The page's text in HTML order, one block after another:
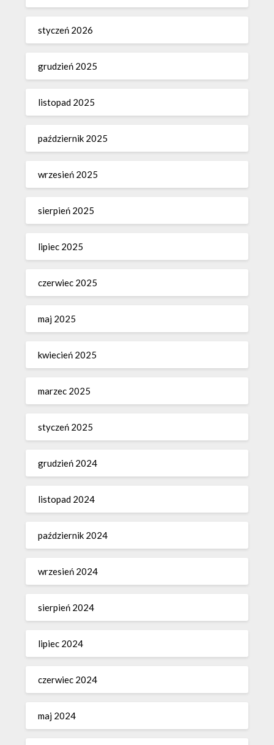
styczeń 2026
grudzień 2025
listopad 2025
październik 2025
wrzesień 2025
sierpień 2025
lipiec 2025
czerwiec 2025
maj 2025
kwiecień 2025
marzec 2025
styczeń 2025
grudzień 2024
listopad 2024
październik 2024
wrzesień 2024
sierpień 2024
lipiec 2024
czerwiec 2024
maj 2024